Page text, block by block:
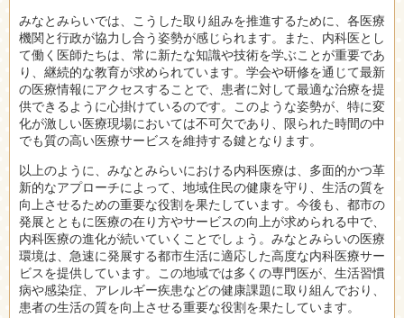
みなとみらいでは、こうした取り組みを推進するために、各医療
機関と行政が協力し合う姿勢が感じられます。また、内科医とし
て働く医師たちは、常に新たな知識や技術を学ぶことが重要であ
り、継続的な教育が求められています。学会や研修を通じて最新
の医療情報にアクセスすることで、患者に対して最適な治療を提
供できるように心掛けているのです。このような姿勢が、特に変
化が激しい医療現場においては不可欠であり、限られた時間の中
でも質の高い医療サービスを維持する鍵となります。
以上のように、みなとみらいにおける内科医療は、多面的かつ革
新的なアプローチによって、地域住民の健康を守り、生活の質を
向上させるための重要な役割を果たしています。今後も、都市の
発展とともに医療の在り方やサービスの向上が求められる中で、
内科医療の進化が続いていくことでしょう。みなとみらいの医療
環境は、急速に発展する都市生活に適応した高度な内科医療サー
ビスを提供しています。この地域では多くの専門医が、生活習慣
病や感染症、アレルギー疾患などの健康課題に取り組んでおり、
患者の生活の質を向上させる重要な役割を果たしています。